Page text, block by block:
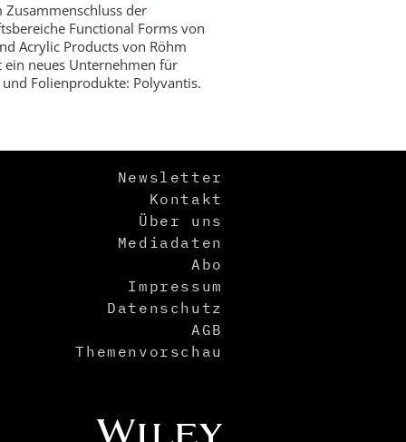
Zusammenschluss der
Functional Forms von
Acrylic Products von Röhm
ein neues Unternehmen für
und Folienprodukte: Polyvantis.
Newsletter
Kontakt
Über uns
Mediadaten
Abo
Impressum
Datenschutz
AGB
Themenvorschau